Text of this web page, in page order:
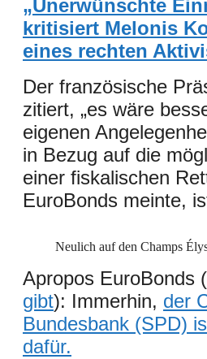
„Unerwünschte
kritisiert Melonis
eines rechten
Der französische
zitiert, „es wäre
eigenen
in Bezug auf die
einer fiskalischen
EuroBonds meinte,
Neulich auf den Champs
Apropos EuroBonds (
gibt): Immerhin, der
Bundesbank (SPD)
dafür.